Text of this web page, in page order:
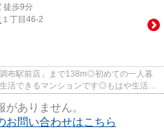
徒歩9分
１丁目46-2
布駅前店」まで138m◎初めての一人暮
活できるマンションです◎もはや生活の
がありません。
お問い合わせはこちら